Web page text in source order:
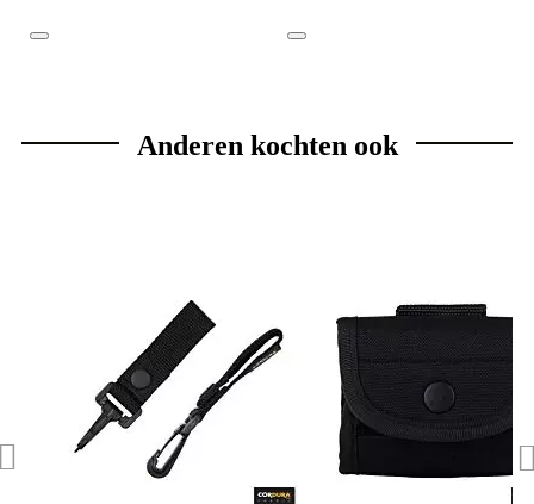
Anderen kochten ook